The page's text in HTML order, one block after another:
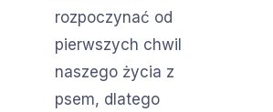
rozpoczynać od
pierwszych chwil
naszego życia z
psem, dlatego